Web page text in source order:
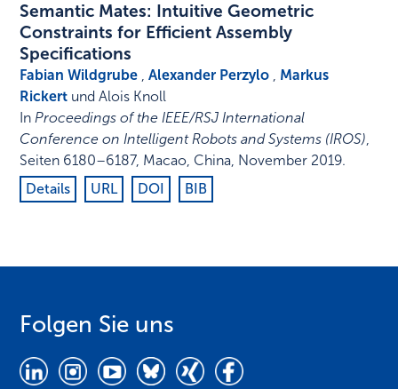
Semantic Mates: Intuitive Geometric
Constraints for Efficient Assembly
Specifications
Fabian Wildgrube ,Alexander Perzylo , Markus
Rickert und Alois Knoll
InProceedings of the IEEE/RSJ International
Conference on Intelligent Robots and Systems (IROS),
Seiten 6180–6187, Macao, China, November 2019.
Details
URL DOI BIB
Folgen Sie uns